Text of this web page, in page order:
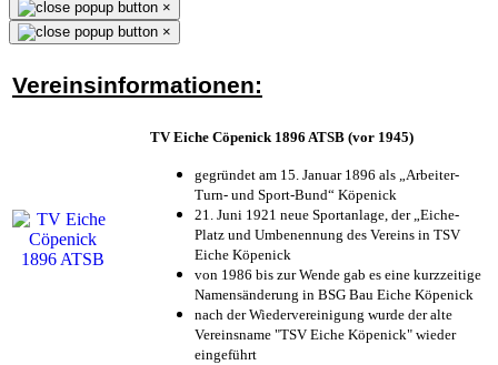
×
×
Vereinsinformationen:
TV Eiche Cöpenick 1896 ATSB (vor 1945)
gegründet am 15. Januar 1896 als „Arbeiter-
Turn- und Sport-Bund“ Köpenick
21. Juni 1921 neue Sportanlage, der „Eiche-
Platz und Umbenennung des Vereins in TSV
Eiche Köpenick
von 1986 bis zur Wende gab es eine kurzzeitige
Namensänderung in BSG Bau Eiche Köpenick
nach der Wiedervereinigung wurde der alte
Vereinsname "TSV Eiche Köpenick" wieder
eingeführt